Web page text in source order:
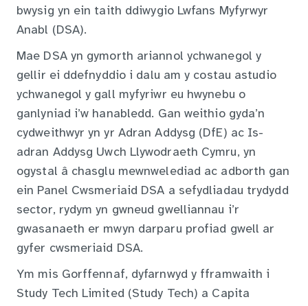
bwysig yn ein taith ddiwygio Lwfans Myfyrwyr
Anabl (DSA).
Mae DSA yn gymorth ariannol ychwanegol y
gellir ei ddefnyddio i dalu am y costau astudio
ychwanegol y gall myfyriwr eu hwynebu o
ganlyniad i’w hanabledd. Gan weithio gyda’n
cydweithwyr yn yr Adran Addysg (DfE) ac Is-
adran Addysg Uwch Llywodraeth Cymru, yn
ogystal â chasglu mewnwelediad ac adborth gan
ein Panel Cwsmeriaid DSA a sefydliadau trydydd
sector, rydym yn gwneud gwelliannau i’r
gwasanaeth er mwyn darparu profiad gwell ar
gyfer cwsmeriaid DSA.
Ym mis Gorffennaf, dyfarnwyd y fframwaith i
Study Tech Limited (Study Tech) a Capita